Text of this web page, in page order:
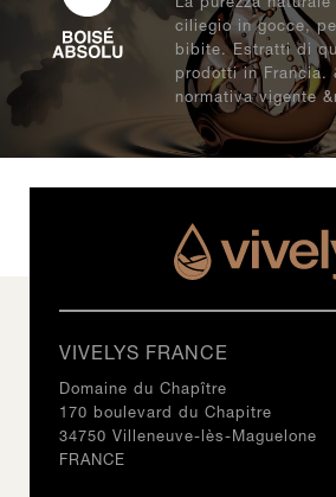
La purezza
ciliegio in gocce,
bibite. Estratti di
prodotti in Francia.
normativa vigente
VIVELYS FRANCE
Domaine du Chapître
170 boulevard du Chapitre
34750 Villeneuve-lès-Maguelone
FRANCE